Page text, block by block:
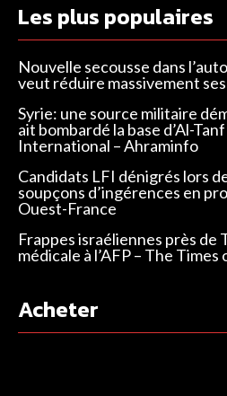
Les plus populaires
Nouvelle secousse dans
veut réduire massivement
Syrie: une source militaire
ait bombardé la base d’Al-
International – Ahraminfo
Candidats LFI dénigrés lors
soupçons d’ingérences en
Ouest-France
Frappes israéliennes près de
médicale à l’AFP – The Times
Acheter